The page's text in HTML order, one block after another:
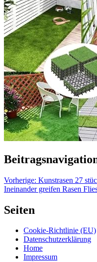
Vorherige: Kunstrasen 27
Ineinander greifen Rasen
Seiten
Cookie-Richtlinie (EU)
Datenschutzerklärung
Home
Impressum